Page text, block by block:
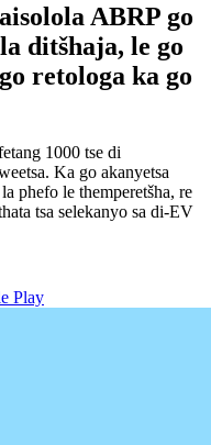
ABRP go
ditšhaja, le go
retologa ka go
1000 tse di
Ka go akanyetsa
phefo le themperetšha, re
tsa selekanyo sa di-EV